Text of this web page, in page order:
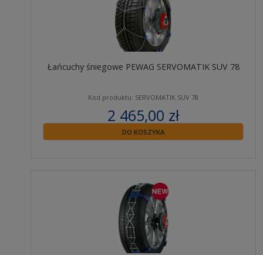
Łańcuchy śniegowe PEWAG SERVOMATIK SUV 78
Kod produktu: SERVOMATIK SUV 78
2 465,00 zł
zawiera 23% VAT
DO KOSZYKA